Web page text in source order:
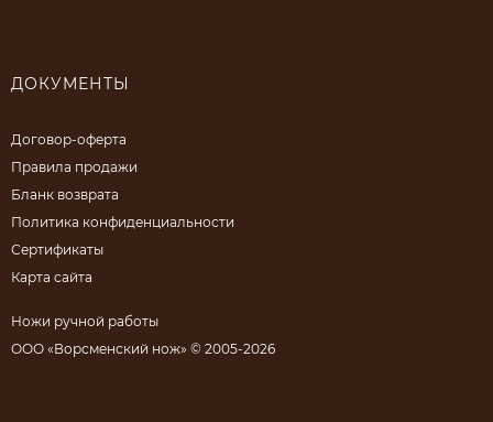
ДОКУМЕНТЫ
Договор-оферта
Правила продажи
Бланк возврата
Политика конфиденциальности
Сертификаты
Карта сайта
Ножи ручной работы
ООО «Ворсменский нож» © 2005-2026